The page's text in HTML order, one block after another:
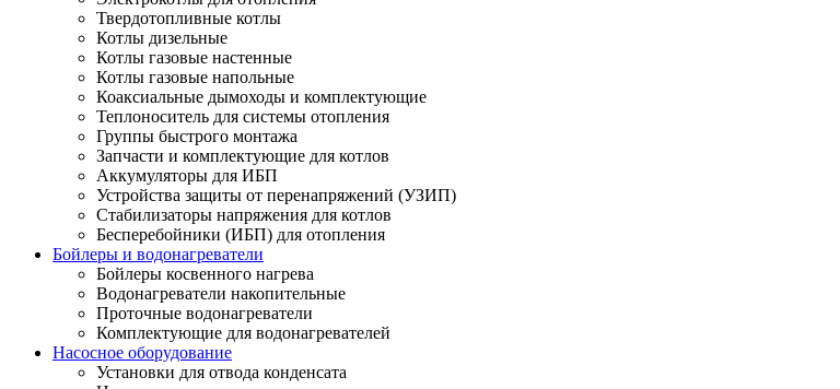
Твердотопливные котлы
Котлы дизельные
Котлы газовые настенные
Котлы газовые напольные
Коаксиальные дымоходы и комплектующие
Теплоноситель для системы отопления
Группы быстрого монтажа
Запчасти и комплектующие для котлов
Аккумуляторы для ИБП
Устройства защиты от перенапряжений (УЗИП)
Стабилизаторы напряжения для котлов
Бесперебойники (ИБП) для отопления
Бойлеры и водонагреватели
Бойлеры косвенного нагрева
Водонагреватели накопительные
Проточные водонагреватели
Комплектующие для водонагревателей
Насосное оборудование
Установки для отвода конденсата